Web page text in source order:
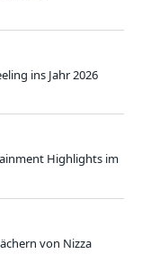
ins Jahr 2026
Highlights im
von Nizza